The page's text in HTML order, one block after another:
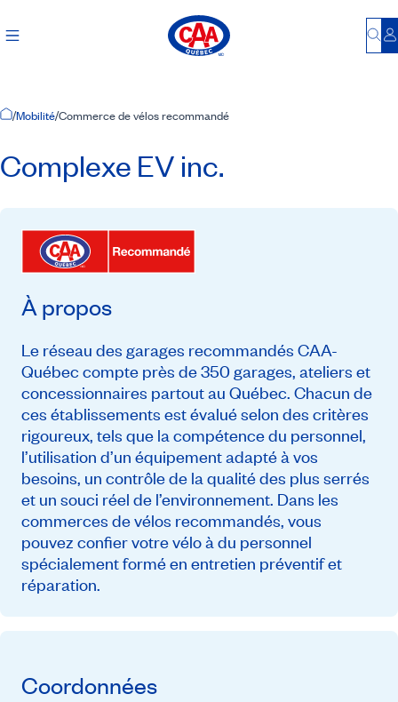
Accueil
/Mobilité/Commerce de vélos recommandé
Complexe EV inc.
À propos
Le réseau des garages recommandés CAA-
Québec compte près de 350 garages, ateliers et
concessionnaires partout au Québec. Chacun de
ces établissements est évalué selon des critères
rigoureux, tels que la compétence du personnel,
l’utilisation d’un équipement adapté à vos
besoins, un contrôle de la qualité des plus serrés
et un souci réel de l’environnement. Dans les
commerces de vélos recommandés, vous
pouvez confier votre vélo à du personnel
spécialement formé en entretien préventif et
réparation.
Coordonnées